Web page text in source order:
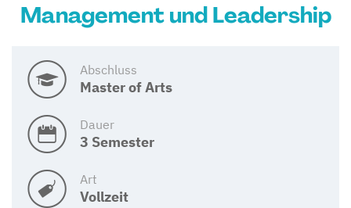
Management und Leadership
Abschluss
Master of Arts
Dauer
3 Semester
Art
Vollzeit